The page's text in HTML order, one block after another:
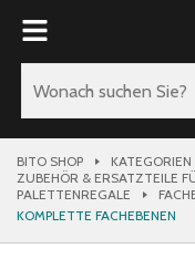
BITO SHOP KATEGORIEN
ZUBEHÖR & ERSATZTEILE
PALETTENREGALE
KOMPLETTE FACHEBENEN